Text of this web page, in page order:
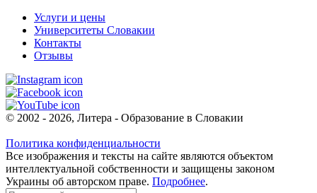
Услуги и цены
Университеты Словакии
Контакты
Отзывы
© 2002 - 2026, Литера - Образование в Словакии
Политика конфиденциальности
Все изображения и тексты на сайте являются объектом
интеллектуальной собственности и защищены законом
Украины об авторском праве. Подробнее.